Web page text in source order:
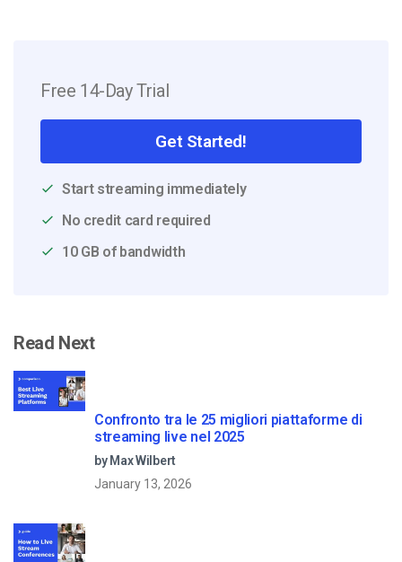
Free 14-Day Trial
Get Started!
Start streaming immediately
No credit card required
10 GB of bandwidth
Read Next
Confronto tra le 25 migliori piattaforme di
streaming live nel 2025
by Max Wilbert
January 13, 2026